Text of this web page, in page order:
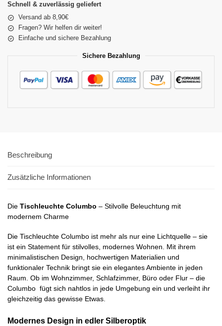
Schnell & zuverlässig geliefert
Versand ab 8,90€
Fragen? Wir helfen dir weiter!
Einfache und sichere Bezahlung
Sichere Bezahlung
Beschreibung
Zusätzliche Informationen
Die Tischleuchte Columbo – Stilvolle Beleuchtung mit
modernem Charme
Die Tischleuchte Columbo ist mehr als nur eine Lichtquelle – sie
ist ein Statement für stilvolles, modernes Wohnen. Mit ihrem
minimalistischen Design, hochwertigen Materialien und
funktionaler Technik bringt sie ein elegantes Ambiente in jeden
Raum. Ob im Wohnzimmer, Schlafzimmer, Büro oder Flur – die
Columbo fügt sich nahtlos in jede Umgebung ein und verleiht ihr
gleichzeitig das gewisse Etwas.
Modernes Design in edler Silberoptik